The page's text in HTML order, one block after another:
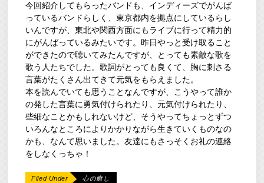
今回紹介してもらったバンドも、インディーズでがんば
っているバンドらしく、東京都内を拠点にしているらし
いんですが、東北や関西方面にもライブに行って精力的
にがんばっているみたいです。昨日やっと受け取ること
ができたので聴いてみたんですが、とっても素敵な歌を
歌う人たちでした。歌詞がとっても良くて、胸に刺さる
言葉がたくさん出てきて元気をもらえました。
本を読んでいても思うことなんですが、こうやって誰か
の発した言葉に勇気付けられたり、元気付けられたり、
些細なことかもしれないけど、そうやってちょっとずつ
いろんなところによりかかりながら生きていくものなの
かも、なんて思いました。友達にもさっそくお礼の連絡
をしなくっちゃ！
Filed Under 心の癒し